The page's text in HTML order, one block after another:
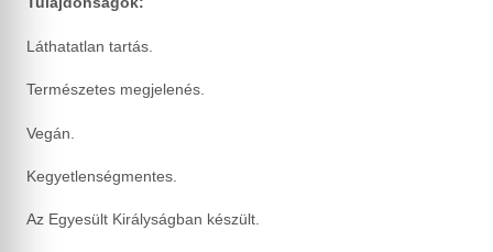
Láthatatlan tartás.
Természetes megjelenés.
Vegán.
Kegyetlenségmentes.
Az Egyesült Királyságban készült.